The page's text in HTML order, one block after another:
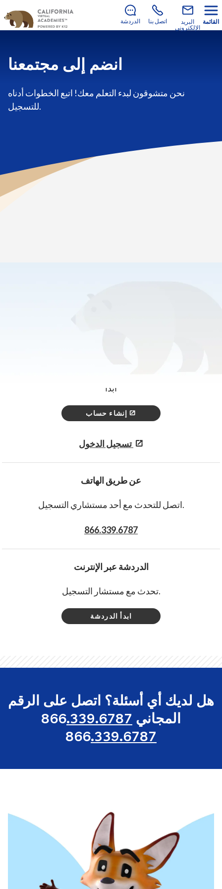
لا يزال هناك متسع للانضمام إلينا في العام الدراسي 2026–
تعرف على كيفية التسجيل الدردشة اتصل بنا
البريد
الإلكتروني
القائمة
انضم إلى مجتمعنا
نحن متشوقون لبدء التعلم معك! اتبع الخطوات أدناه
للتسجيل.
ابدأ
إنشاء حساب
تسجيل الدخول
عن طريق الهاتف
اتصل للتحدث مع أحد مستشاري التسجيل.
866.339.6787
الدردشة عبر الإنترنت
تحدث مع مستشار التسجيل.
ابدأ الدردشة
هل لديك أي أسئلة؟ اتصل على الرقم
المجاني
866.339.6787
866.339.6787